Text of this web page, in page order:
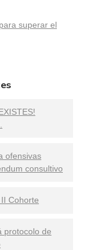
superar el
ofensivas
consultivo
Cohorte
protocolo de